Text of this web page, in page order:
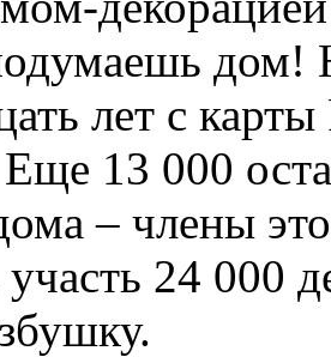
дом!
лет с
13 000
– члены
участь 24 000